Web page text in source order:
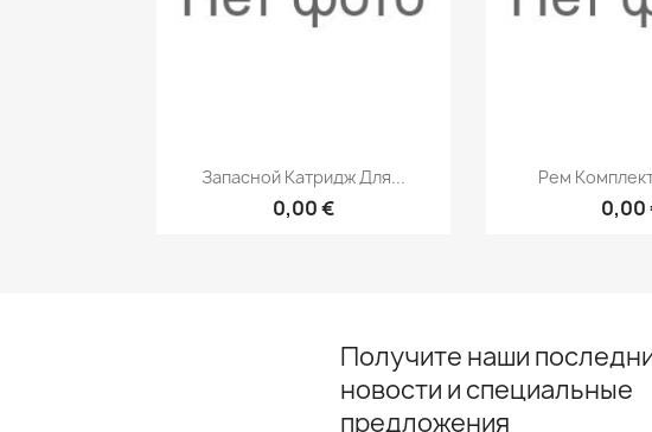
Быстрый просмотр
Запасной Катридж Для...
0,00 €
Быстрый
Рем
0,00
Получите наши
новости и специальные
предложения